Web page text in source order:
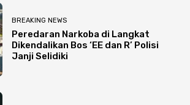
BREAKING NEWS
Peredaran Narkoba di Langkat
Dikendalikan Bos ‘EE dan R’ Polisi
Janji Selidiki